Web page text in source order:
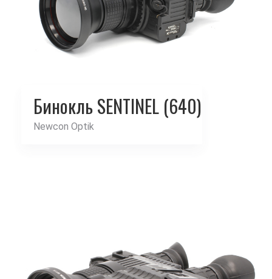
Бинокль SENTINEL (640)
Newcon Optik